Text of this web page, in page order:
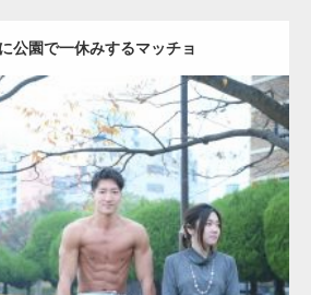
公園で一休みするマッチョ
Update:2021.07.6
チョ その他 AKIHITO(細マッチョ) 腹筋
ド